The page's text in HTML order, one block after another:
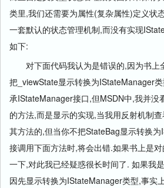
类里,我们还需要为属性(复杂属性)定义状
一套默认的状态管理机制,而没有实现
如下:
对下面代码我认为是错误的,因为书上
把_viewState显示转换为IStateManager
承IStateManager接口,但MSDN中,我并没
的方法,而是显示的实现,当我用反射机制
其方法的,但当你不把StateBag显示转换
接调用下面方法时,将会出错.如果书上是
一下,对此我已经疑惑很长时间了. 如果我
因先显示转换为IStateManager类型,事实